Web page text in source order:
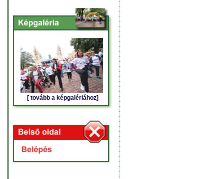
[ tovább a képgalériához]